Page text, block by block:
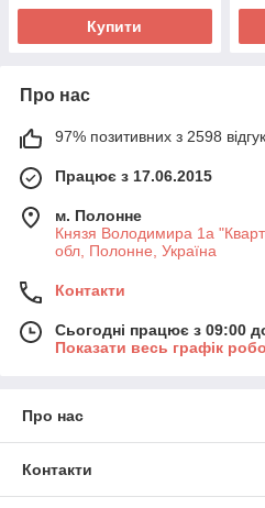
Купити
Про нас
97% позитивних з 2598
Працює з 17.06.2015
м. Полонне
Князя Володимира 1а
обл, Полонне, Україна
Контакти
Сьогодні працює з 09:00
Показати весь графік
Про нас
Контакти